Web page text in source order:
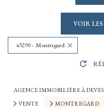
VOIR LES
43290 - Montregard
AGENCE IMMOBILIÈRE À
VENTE
MONTREGARD